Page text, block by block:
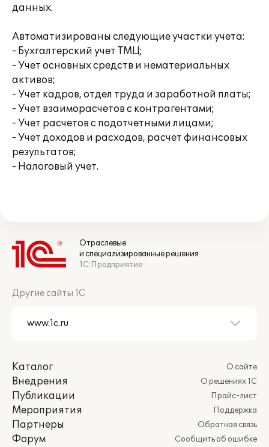
данных.
Автоматизированы следующие участки учета:
- Бухгалтерский учет ТМЦ;
- Учет основных средств и нематериальных
активов;
- Учет кадров, отдел труда и заработной платы;
- Учет взаиморасчетов с контрагентами;
- Учет расчетов с подотчетными лицами;
- Учет доходов и расходов, расчет финансовых
результатов;
- Налоговый учет.
Отраслевые
и специализированные решения
1С:Предприятие
Другие сайты 1С
Каталог
Внедрения
Публикации
Мероприятия
Партнеры
Форум
О сайте
О решениях 1С
Прайс-лист
Поддержка
Обратная связь
Сообщить об ошибке